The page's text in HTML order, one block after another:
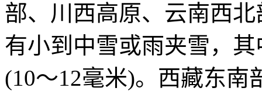
部、川西高原、云南西
有小到中雪或雨夹雪，
(10～12毫米)。西藏东